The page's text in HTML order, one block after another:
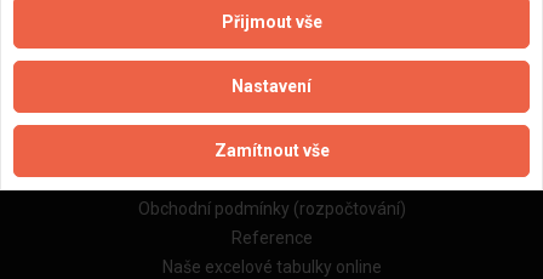
Důležité informace
Naše firmy a řemeslníci
Zpracování a ochrana osobních údajů
Zásady pro používání souborů cookie
Obchodní podmínky (zprostředkování)
Obchodní podmínky (rozpočtování)
Reference
Naše excelové tabulky online
Přijmout vše
Nastavení
Zamítnout vše